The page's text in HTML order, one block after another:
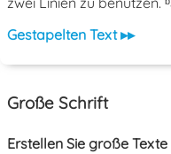
Gestapelten Text ▸▸
Große Schrift
Erstellen Sie große